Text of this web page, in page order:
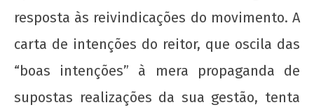
2012
admin
resposta às reivindicações do movimento. A
carta de intenções do reitor, que oscila das
“boas intenções” à mera propaganda de
supostas realizações da sua gestão, tenta